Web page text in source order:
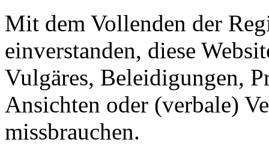
Mit dem Vollenden der
einverstanden, diese
Vulgäres, Beleidigungen,
Ansichten oder (verbale)
missbrauchen.